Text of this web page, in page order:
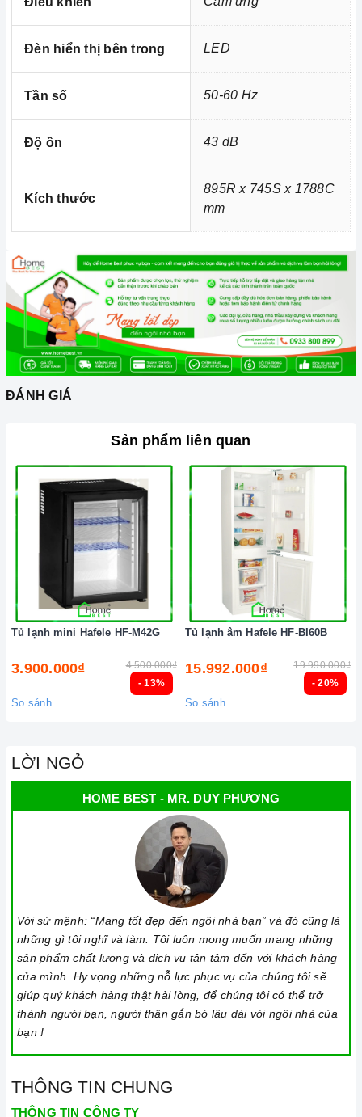
hiện nay, nhất là trong cuộc sống đầy năng động và luôn
bận rộn đối với những người nội trợ vừa phải làm nhiều
công việc lại còn chăm sóc cho bữa ăn của gia đình
mình.
Ảnh minh họa
Đèn hiển thị bên trong LED
Tần số 50-60 Hz
Độ ồn 43 dB
Kích thước
895R x 745S x 1788C
mm
ĐÁNH GIÁ
Sản phẩm liên quan
- 13%
Tủ lạnh mini Hafele HF-M42G
3.900.000₫ 4.500.000₫
So sánh
- 20%
Tủ lạnh âm Hafele HF-BI60B
15.992.000₫ 19.990.000₫
So sánh
LỜI NGỎ
HOME BEST - MR. DUY PHƯƠNG
Với sứ mệnh: “Mang tốt đẹp đến ngôi nhà bạn” và đó cũng là
những gì tôi nghĩ và làm. Tôi luôn mong muốn mang những
sản phẩm chất lượng và dịch vụ tận tâm đến với khách hàng
của mình. Hy vọng những nỗ lực phục vụ của chúng tôi sẽ
giúp quý khách hàng thật hài lòng, để chúng tôi có thể trở
thành người bạn, người thân gắn bó lâu dài với ngôi nhà của
bạn !
THÔNG TIN CHUNG
THÔNG TIN CÔNG TY